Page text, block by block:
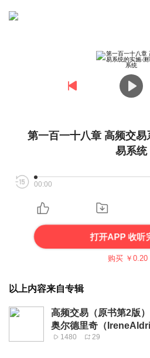
第一百一十八章 高频交
易系统
00:00
打开APP 收听
购买 ￥ 0.20
以上内容来自专辑
高频交易（原书第2版
奥尔德里奇（
1480 29